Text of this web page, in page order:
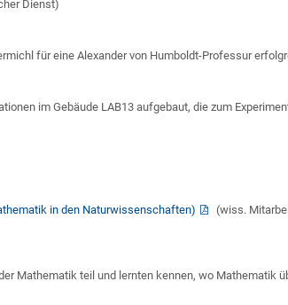
Dienst)
für eine Alexander von Humboldt-Professur
im Gebäude LAB13 aufgebaut, die zum
in den Naturwissenschaften)
(wiss.
Mathematik teil und lernten kennen, wo Mathematik